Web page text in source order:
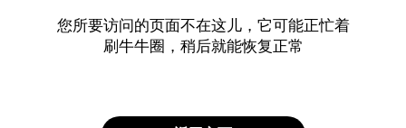
您所要访问的页面不在这儿，它可能正忙着
刷牛牛圈，稍后就能恢复正常